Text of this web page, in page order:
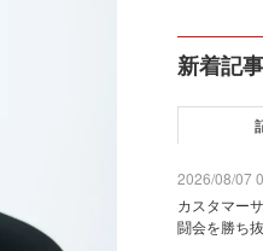
新着記事
2026/08/07
カスタマー
闘会を勝ち